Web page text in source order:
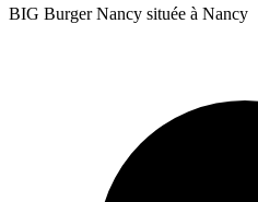
BIG Burger Nancy située à Nancy